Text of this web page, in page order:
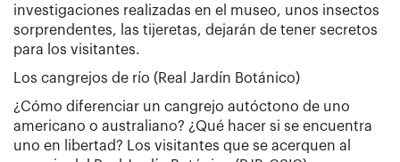
investigaciones realizadas en el museo, unos insectos
sorprendentes, las tijeretas, dejarán de tener secretos
para los visitantes.
Los cangrejos de río (Real Jardín Botánico)
¿Cómo diferenciar un cangrejo autóctono de uno
americano o australiano? ¿Qué hacer si se encuentra
uno en libertad? Los visitantes que se acerquen al